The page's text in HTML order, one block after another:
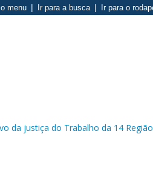
menu Ir para a busca Ir para o